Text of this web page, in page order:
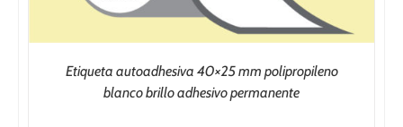
Etiqueta autoadhesiva 40×25 mm polipropileno
blanco brillo adhesivo permanente